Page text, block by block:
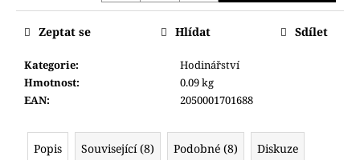
Kategorie:
Hodinářství
Hmotnost:
0.09 kg
EAN: 2050001701688
Zeptat se Hlídat Sdílet
Popis Související (8) Podobné (8) Diskuze
D
p
o